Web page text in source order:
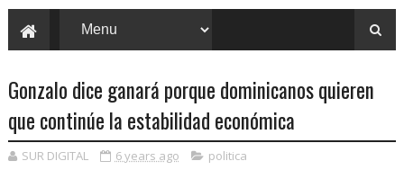
Gonzalo dice ganará porque dominicanos quieren
que continúe la estabilidad económica
SUR DIGITAL 6 years ago politica